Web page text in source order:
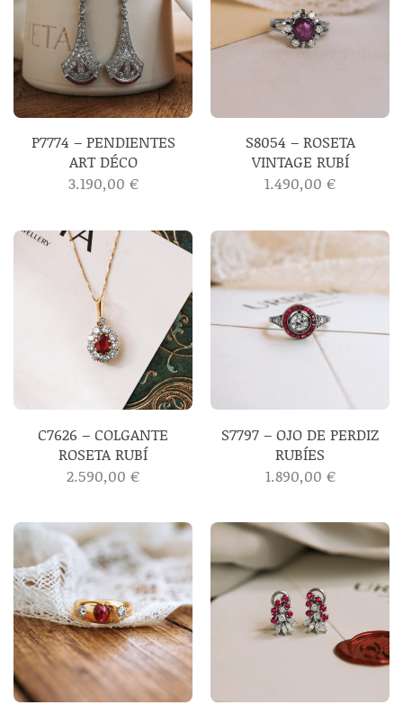
P7774 – PENDIENTES
ART DÉCO
3.190,00 €
S8054 – ROSETA
VINTAGE RUBÍ
1.490,00 €
C7626 – COLGANTE
ROSETA RUBÍ
2.590,00 €
S7797 – OJO DE PERDIZ
RUBÍES
1.890,00 €